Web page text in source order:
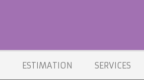
ESTIMATION SERVICES